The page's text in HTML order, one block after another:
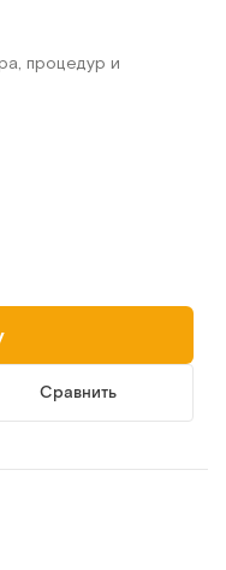
процедур и
Сравнить